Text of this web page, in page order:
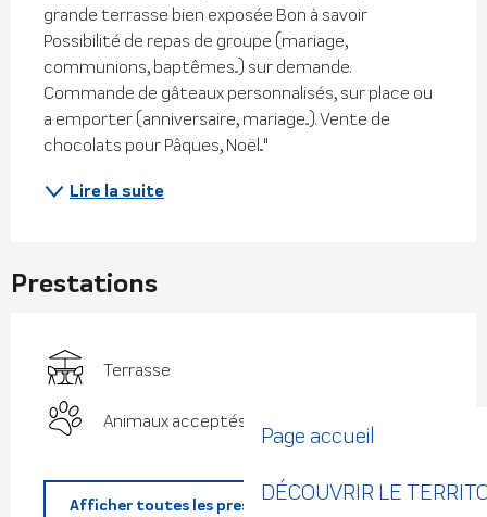
Page accueil
DÉCOUVRIR LE
grande terrasse bien exposée Bon à savoir
Possibilité de repas de groupe (mariage,
communions, baptêmes...) sur demande.
Commande de gâteaux personnalisés, sur place ou
a emporter (anniversaire, mariage...). Vente de
chocolats pour Pâques, Noël..."
Lire la suite
Prestations
Terrasse
Animaux acceptés
Afficher toutes les prestations